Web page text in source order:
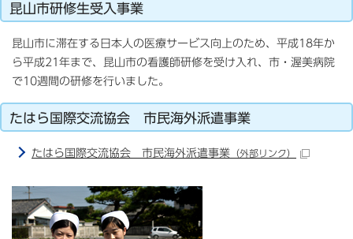
昆山市研修生受入事業
昆山市に滞在する日本人の医療サービス向上のため、平成18年か
ら平成21年まで、昆山市の看護師研修を受け入れ、市・渥美病院
で10週間の研修を行いました。
たはら国際交流協会 市民海外派遣事業
たはら国際交流協会 市民海外派遣事業 （外部リンク）